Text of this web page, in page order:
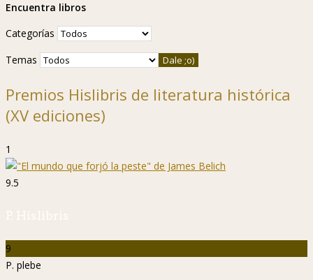
Encuentra libros
Categorías
Temas
Premios Hislibris de literatura histórica
(XV ediciones)
1
9.5
P. Hislibris
9
P. plebe